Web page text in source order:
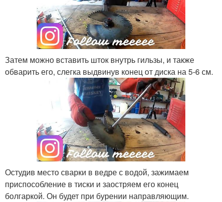
Затем можно вставить шток внутрь гильзы, и также
обварить его, слегка выдвинув конец от диска на 5-6 см.
Остудив место сварки в ведре с водой, зажимаем
приспособление в тиски и заостряем его конец
болгаркой. Он будет при бурении направляющим.